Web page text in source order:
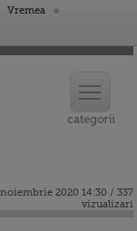
Vremea
2020 14:30 / 337
vizualizari